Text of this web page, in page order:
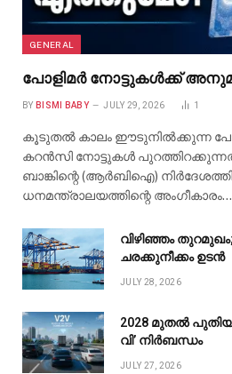
GENERAL
പോളിമർ നോട്ടുകൾക്ക്
BY BISMI BABY JULY 29, 2026 1
കൂടുതൽ കാലം ഈടുനിൽക്കുന്ന
കറൻസി നോട്ടുകൾ
ബാങ്കിന്റെ (ആർബിഐ)
ധനമന്ത്രാലയത്തിന്റെ
വിഴിഞ്ഞം
ചരക്കുനീക്കം ഉടൻ
JULY 28, 2026
2028 മുതൽ
വി’ നിർബന്ധം
JULY 27, 2026